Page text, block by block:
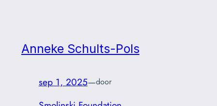
Anneke Schults-Pols
sep 1, 2025—door